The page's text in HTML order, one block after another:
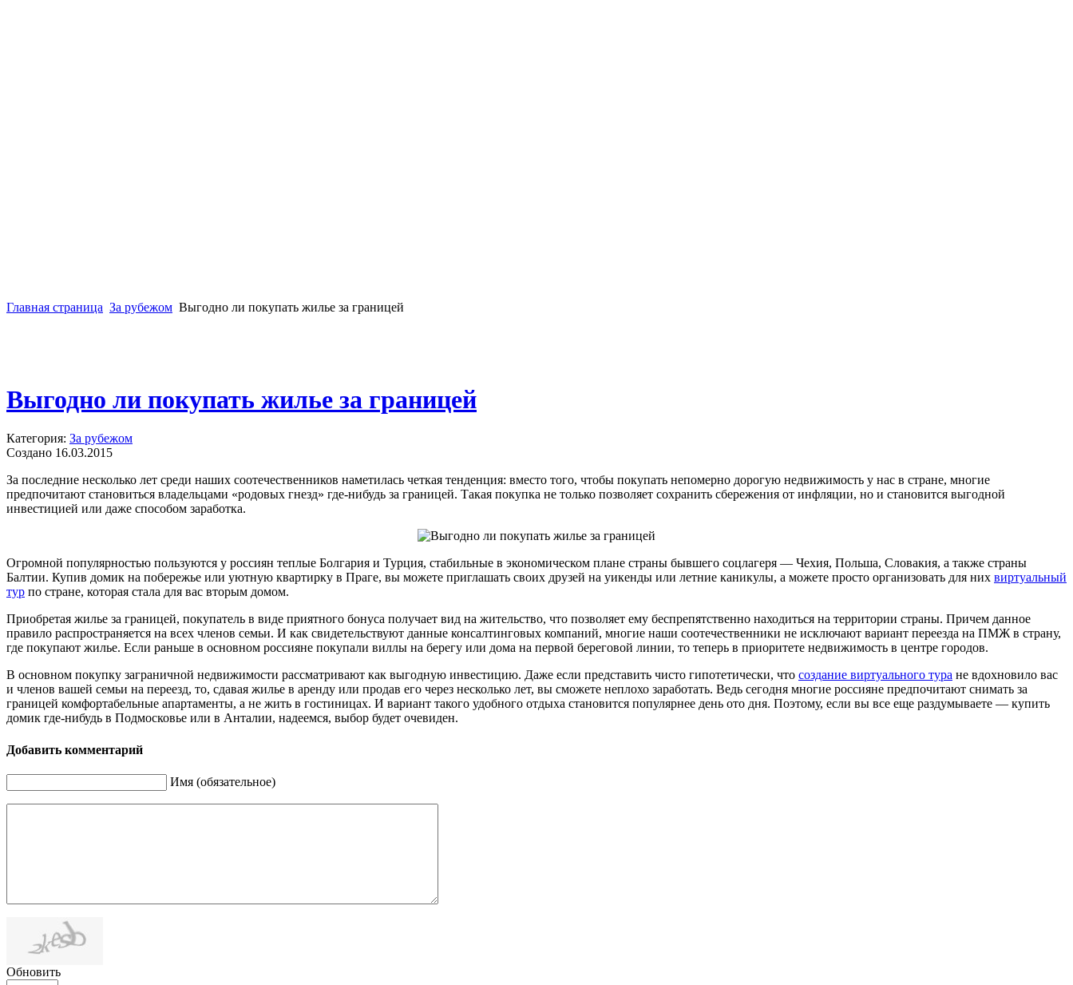
Главная страница За рубежом Выгодно ли покупать жилье за границей
Выгодно ли покупать жилье за границей
Категория: За рубежом
Создано 16.03.2015
За последние несколько лет среди наших соотечественников наметилась четкая тенденция: вместо того, чтобы покупать непомерно дорогую недвижимость у нас в стране, многие
предпочитают становиться владельцами «родовых гнезд» где-нибудь за границей. Такая покупка не только позволяет сохранить сбережения от инфляции, но и становится выгодной
инвестицией или даже способом заработка.
Огромной популярностью пользуются у россиян теплые Болгария и Турция, стабильные в экономическом плане страны бывшего соцлагеря — Чехия, Польша, Словакия, а также страны
Балтии. Купив домик на побережье или уютную квартирку в Праге, вы можете приглашать своих друзей на уикенды или летние каникулы, а можете просто организовать для них виртуальный
тур по стране, которая стала для вас вторым домом.
Приобретая жилье за границей, покупатель в виде приятного бонуса получает вид на жительство, что позволяет ему беспрепятственно находиться на территории страны. Причем данное
правило распространяется на всех членов семьи. И как свидетельствуют данные консалтинговых компаний, многие наши соотечественники не исключают вариант переезда на ПМЖ в страну,
где покупают жилье. Если раньше в основном россияне покупали виллы на берегу или дома на первой береговой линии, то теперь в приоритете недвижимость в центре городов.
В основном покупку заграничной недвижимости рассматривают как выгодную инвестицию. Даже если представить чисто гипотетически, что создание виртуального тура не вдохновило вас
и членов вашей семьи на переезд, то, сдавая жилье в аренду или продав его через несколько лет, вы сможете неплохо заработать. Ведь сегодня многие россияне предпочитают снимать за
границей комфортабельные апартаменты, а не жить в гостиницах. И вариант такого удобного отдыха становится популярнее день ото дня. Поэтому, если вы все еще раздумываете — купить
домик где-нибудь в Подмосковье или в Анталии, надеемся, выбор будет очевиден.
Добавить комментарий
Имя (обязательное)
Обновить